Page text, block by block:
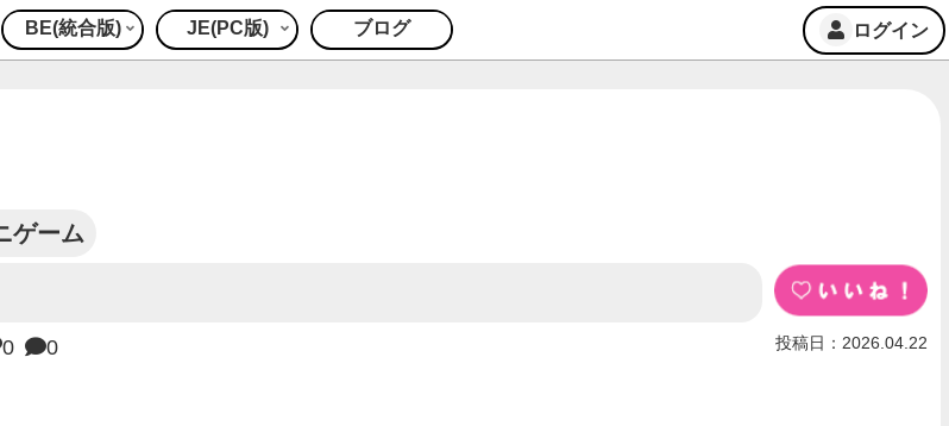
BE(統合版) JE(PC版) ブログ ログイン
ゲーム
0 0 投稿日：2026.04.22